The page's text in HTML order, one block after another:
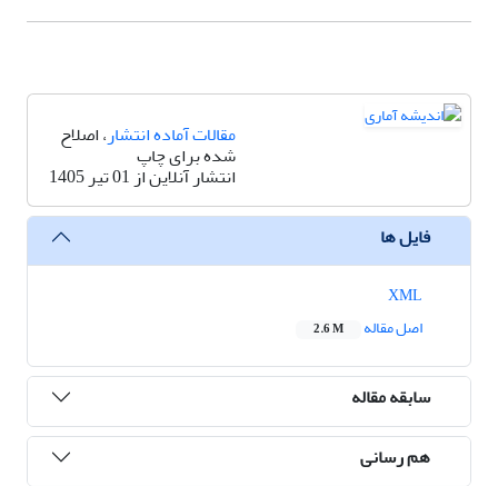
مقالات آماده انتشار، اصلاح
شده برای چاپ
انتشار آنلاین از 01 تیر 1405
فایل ها
اصل مقاله
2.6 M
سابقه مقاله
هم رسانی